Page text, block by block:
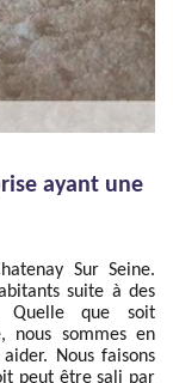
ayant une
Sur Seine.
suite à des
Quelle que soit
nous sommes en
Nous faisons
peut être sali par